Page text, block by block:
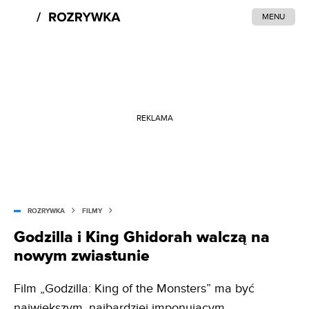
MENU
REKLAMA
ROZRYWKA FILMY
Godzilla i King Ghidorah walczą na
nowym zwiastunie
Film „Godzilla: King of the Monsters” ma być